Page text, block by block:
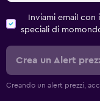
Inviami email
speciali di
Crea un Alert
Creando un alert prezzi,